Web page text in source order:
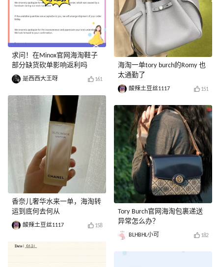
求问！在Minox官网海淘鞋子
部分缺货砍单影响返利吗
是西西大王呀 161
香奈儿奢华水来一单，海淘转
运到底何去何从
酸辣土豆丝1117 158
海淘一单tory burch的Romy 也
太通勤了
酸辣土豆丝1117 151
Tory Burch官网海淘包裹递送
异常怎么办？
BLHBHL小可 182